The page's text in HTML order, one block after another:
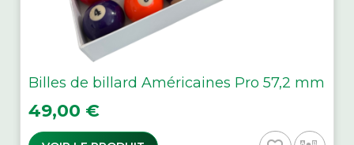
Billes de billard Américaines Pro 57,2 mm
Prix
49,00 €